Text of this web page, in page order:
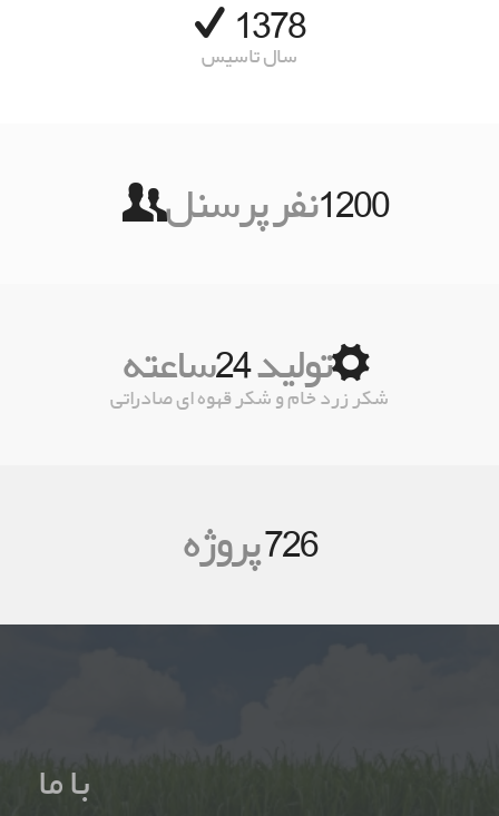
1378
سال تاسیس
1200نفر پرسنل
تولید24ساعته
شکر زرد خام و شکر قهوه ای صادراتی
726پروژه
با ما